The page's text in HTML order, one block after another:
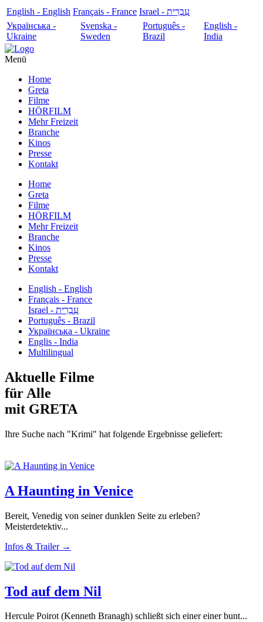
English - English Français - France
עִבְרִית - Israel
Українська -
Ukraine
Svenska -
Sweden
Português -
Brazil
English -
India
Menü
Home
Greta
Filme
HÖRFILM
Mehr Freizeit
Branche
Kinos
Presse
Kontakt
Home
Greta
Filme
HÖRFILM
Mehr Freizeit
Branche
Kinos
Presse
Kontakt
English - English
Français - France
עִבְרִית - Israel
Português - Brazil
Українська - Ukraine
Englis - India
Multilingual
Aktuelle Filme
für Alle
mit GRETA
Ihre Suche nach "Krimi" hat folgende Ergebnisse geliefert:
A Haunting in Venice
Bereit, Venedig von seiner dunklen Seite zu erleben?
Meisterdetektiv...
Infos & Trailer →
Tod auf dem Nil
Hercule Poirot (Kenneth Branagh) schließt sich einer einer bunt...